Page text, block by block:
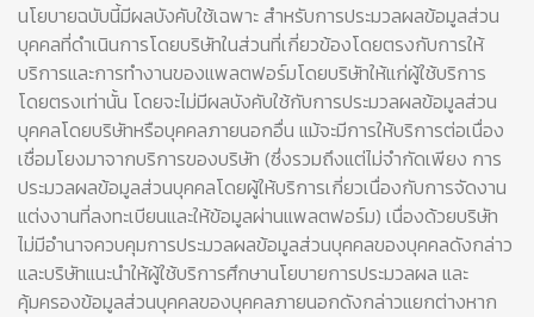
นโยบายฉบับนี้มีผลบังคับใช้เฉพาะ สำหรับการประมวลผลข้อมูลส่วน
บุคคลที่ดำเนินการโดยบริษัทในส่วนที่เกี่ยวข้องโดยตรงกับการให้
บริการและการทำงานของแพลตฟอร์มโดยบริษัทให้แก่ผู้ใช้บริการ
โดยตรงเท่านั้น โดยจะไม่มีผลบังคับใช้กับการประมวลผลข้อมูลส่วน
บุคคลโดยบริษัทหรือบุคคลภายนอกอื่น แม้จะมีการให้บริการต่อเนื่อง
เชื่อมโยงมาจากบริการของบริษัท (ซึ่งรวมถึงแต่ไม่จำกัดเพียง การ
ประมวลผลข้อมูลส่วนบุคคลโดยผู้ให้บริการเกี่ยวเนื่องกับการจัดงาน
แต่งงานที่ลงทะเบียนและให้ข้อมูลผ่านแพลตฟอร์ม) เนื่องด้วยบริษัท
ไม่มีอำนาจควบคุมการประมวลผลข้อมูลส่วนบุคคลของบุคคลดังกล่าว
และบริษัทแนะนำให้ผู้ใช้บริการศึกษานโยบายการประมวลผล และ
คุ้มครองข้อมูลส่วนบุคคลของบุคคลภายนอกดังกล่าวแยกต่างหาก